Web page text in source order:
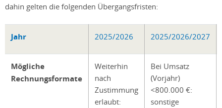
dahin gelten die folgenden Übergangsfristen:
Jahr 2025/2026 2025/2026/2027
Mögliche
Rechnungsformate
Weiterhin
nach
Zustimmung
erlaubt:
Bei Umsatz
(Vorjahr)
<800.000 €:
sonstige